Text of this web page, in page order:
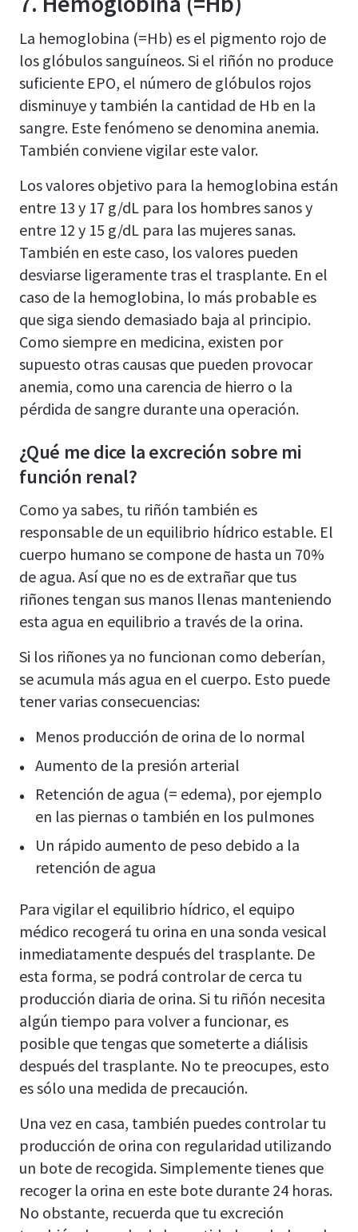
La hemoglobina (=Hb) es el pigmento rojo de
los glóbulos sanguíneos. Si el riñón no produce
suficiente EPO, el número de glóbulos rojos
disminuye y también la cantidad de Hb en la
sangre. Este fenómeno se denomina anemia.
También conviene vigilar este valor.
Los valores objetivo para la hemoglobina están
entre 13 y 17 g/dL para los hombres sanos y
entre 12 y 15 g/dL para las mujeres sanas.
También en este caso, los valores pueden
desviarse ligeramente tras el trasplante. En el
caso de la hemoglobina, lo más probable es
que siga siendo demasiado baja al principio.
Como siempre en medicina, existen por
supuesto otras causas que pueden provocar
anemia, como una carencia de hierro o la
pérdida de sangre durante una operación.
¿Qué me dice la excreción sobre mi
función renal?
Como ya sabes, tu riñón también es
responsable de un equilibrio hídrico estable. El
cuerpo humano se compone de hasta un 70%
de agua. Así que no es de extrañar que tus
riñones tengan sus manos llenas manteniendo
esta agua en equilibrio a través de la orina.
Si los riñones ya no funcionan como deberían,
se acumula más agua en el cuerpo. Esto puede
tener varias consecuencias:
Menos producción de orina de lo normal
Aumento de la presión arterial
Retención de agua (= edema), por ejemplo
en las piernas o también en los pulmones
Un rápido aumento de peso debido a la
retención de agua
Para vigilar el equilibrio hídrico, el equipo
médico recogerá tu orina en una sonda vesical
inmediatamente después del trasplante. De
esta forma, se podrá controlar de cerca tu
producción diaria de orina. Si tu riñón necesita
algún tiempo para volver a funcionar, es
posible que tengas que someterte a diálisis
después del trasplante. No te preocupes, esto
es sólo una medida de precaución.
Una vez en casa, también puedes controlar tu
producción de orina con regularidad utilizando
un bote de recogida. Simplemente tienes que
recoger la orina en este bote durante 24 horas.
No obstante, recuerda que tu excreción